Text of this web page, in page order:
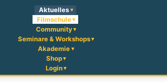
Aktuelles
Filmschule
Community
Seminare & Workshops
Akademie
Shop
Login